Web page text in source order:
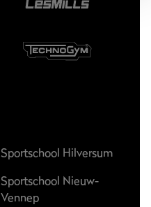
Sportschool Hilversum
Sportschool Nieuw-
Vennep